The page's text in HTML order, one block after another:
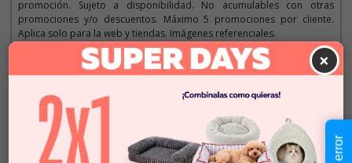
promoción. Sujeto a disponibilidad. No acumulables con otras
promociones y/o descuentos. Máximo 5 promociones por cliente.
Aplica solo para la web y tiendas. Imágenes referenciales.
Descripción
Cantidad:
$9.990
×